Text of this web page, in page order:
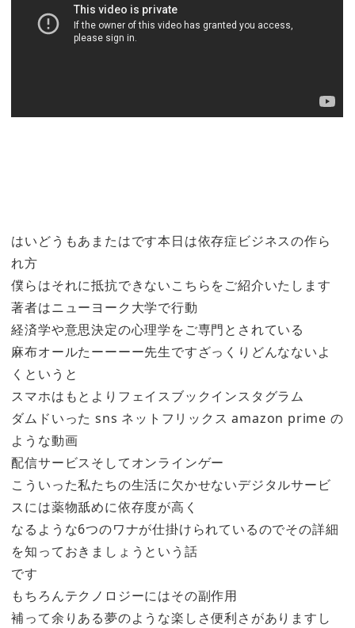
はいどうもあまたはです本日は依存症ビジネスの作ら
れ方
僕らはそれに抵抗できないこちらをご紹介いたします
著者はニューヨーク大学で行動
経済学や意思決定の心理学をご専門とされている
麻布オールたーーーー先生ですざっくりどんなないよ
くというと
スマホはもとよりフェイスブックインスタグラム
ダムドいった sns ネットフリックス amazon prime の
ような動画
配信サービスそしてオンラインゲー
こういった私たちの生活に欠かせないデジタルサービ
スには薬物舐めに依存度が高く
なるような6つのワナが仕掛けられているのでその詳細
を知っておきましょうという話
です
もちろんテクノロジーにはその副作用
補って余りある夢のような楽しさ便利さがありますし